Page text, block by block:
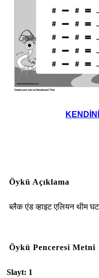
Öykü Açıklama
ब्लैक एंड व्हाइट एलियन थीम
Öykü Penceresi Metni
Slayt: 1